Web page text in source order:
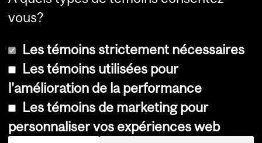
© Université McGill, 2026
Accessibilité
vous?
Les témoins strictement nécessaires
Les témoins utilisées pour
l'amélioration de la performance
Les témoins de marketing pour
personnaliser vos expériences web